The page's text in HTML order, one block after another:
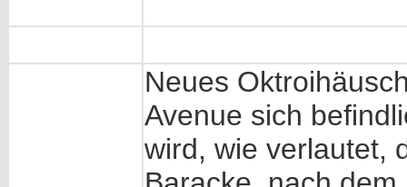
Neues
Avenue sich
wird, wie verlautet,